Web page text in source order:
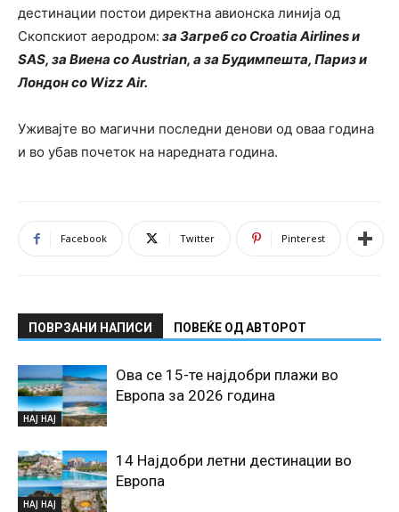
дестинации постои директна авионска линија од
Скопскиот аеродром: за Загреб со Croatia Airlines и
SAS, за Виена со Austrian, a за Будимпешта, Париз и
Лондон со Wizz Air.
Уживајте во магични последни денови од оваа година
и во убав почеток на наредната година.
Facebook Twitter Pinterest
ПОВРЗАНИ НАПИСИ ПОВЕЌЕ ОД АВТОРОТ
НАЈ НАЈ
Ова се 15-те најдобри плажи во
Европа за 2026 година
НАЈ НАЈ
14 Најдобри летни дестинации во
Европа